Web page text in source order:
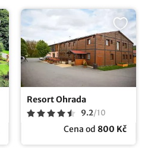
Resort Ohrada
9.2/10
Cena od 800 Kč